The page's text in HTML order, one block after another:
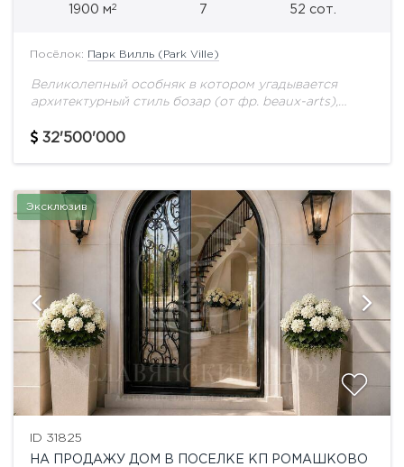
1900 м2 7 52 сот.
Посёлок: Парк Вилль (Park Ville)
Великолепный особняк в котором угадывается
архитектурный стиль бозар (от фр. beaux-arts),
протяжении ста с лишним лет господствовавший в
32'500'000
Эксклюзив
ID 31825
НА ПРОДАЖУ ДОМ В ПОСЕЛКЕ КП РОМАШКОВО